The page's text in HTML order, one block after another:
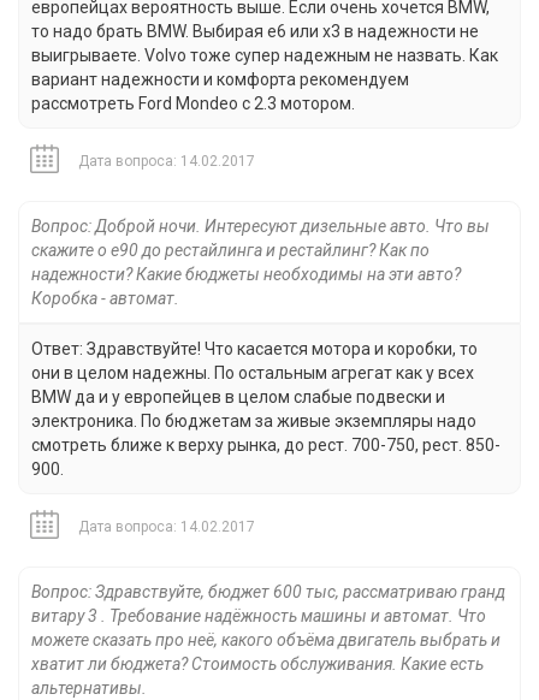
европейцах вероятность выше. Если очень хочется BMW,
то надо брать BMW. Выбирая e6 или x3 в надежности не
выигрываете. Volvo тоже супер надежным не назвать. Как
вариант надежности и комфорта рекомендуем
рассмотреть Ford Mondeo с 2.3 мотором.
Дата вопроса: 14.02.2017
Вопрос: Доброй ночи. Интересуют дизельные авто. Что вы
скажите о е90 до рестайлинга и рестайлинг? Как по
надежности? Какие бюджеты необходимы на эти авто?
Коробка - автомат.
Ответ: Здравствуйте! Что касается мотора и коробки, то
они в целом надежны. По остальным агрегат как у всех
BMW да и у европейцев в целом слабые подвески и
электроника. По бюджетам за живые экземпляры надо
смотреть ближе к верху рынка, до рест. 700-750, рест. 850-
900.
Дата вопроса: 14.02.2017
Вопрос: Здравствуйте, бюджет 600 тыс, рассматриваю гранд
витару 3 . Требование надёжность машины и автомат. Что
можете сказать про неё, какого объёма двигатель выбрать и
хватит ли бюджета? Стоимость обслуживания. Какие есть
альтернативы.